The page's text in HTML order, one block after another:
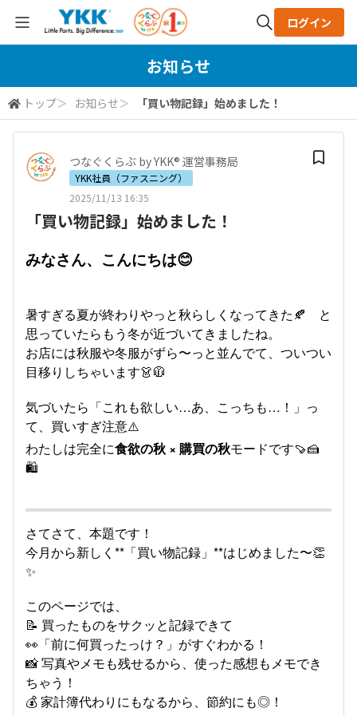
検索
ログイン
お知らせ
トップ＞ お知らせ＞ 「買い物記録」始めました！
つなぐくらぶ by YKK® 運営事務局
YKK社員（ファスニング）
2025/11/13 16:35
「買い物記録」始めました！
みなさん、こんにちは😊
暑すぎる夏が終わりやっと秋らしくなってきた🍂 と
思っていたらもう冬が近づいてきましたね。
お店には秋服や冬服がずら〜っと並んでて、ついつい
目移りしちゃいます👗🧥
気づいたら「これも欲しい…あ、こっちも…！」っ
て、買いすぎ注意⚠️
わたしは完全に食欲の秋 × 購買の秋モードです🍠🍰
🛍️
さてさて、本題です！
今月から新しく**「買い物記録」**はじめました〜👏
✨
このページでは、
📝 買ったものをサクッと記録できて
👀「前に何買ったっけ？」がすぐわかる！
📸 写真やメモも残せるから、使った感想もメモでき
ちゃう！
💰 家計簿代わりにもなるから、節約にも◎！